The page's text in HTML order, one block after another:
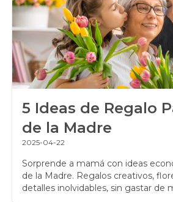
5 Ideas de Regalo
de la Madre
2025-04-22
Sorprende a mamá con ideas
de la Madre. Regalos creativos,
detalles inolvidables, sin gastar de
Ramos de Novia
Ramos de Rosas
Regalos a
Regalos para
Regalos para niños
Rosas
Rosas Amarillas